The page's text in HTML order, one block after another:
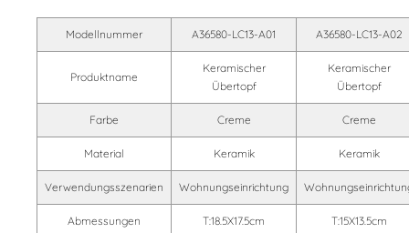
Modellnummer A36580-LC13-A01 A36580-LC13-A02
Produktname
Keramischer
Übertopf
Keramischer
Übertopf
Farbe Creme Creme
Material Keramik Keramik
Verwendungsszenarien Wohnungseinrichtung
Abmessungen T:18.5X17.5cm T:15X13.5cm